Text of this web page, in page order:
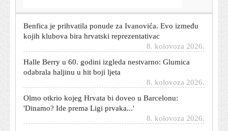
kojih klubova bira hrvatski reprezentativac
8. kolovoza 2026.
Halle Berry u 60. godini izgleda nestvarno: Glumica
odabrala haljinu u hit boji ljeta
Olmo otkrio kojeg Hrvata bi doveo u Barcelonu:
'Dinamo? Ide prema Ligi prvaka...'
Konačno stiglo blago osvježenje, ponegdje i kiša: Evo